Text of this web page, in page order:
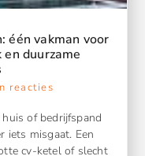
één vakman voor
duurzame
reacties
of bedrijfspand
iets misgaat. Een
cv-ketel of slecht